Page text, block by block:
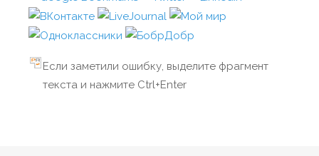
Если заметили ошибку, выделите фрагмент
текста и нажмите Ctrl+Enter